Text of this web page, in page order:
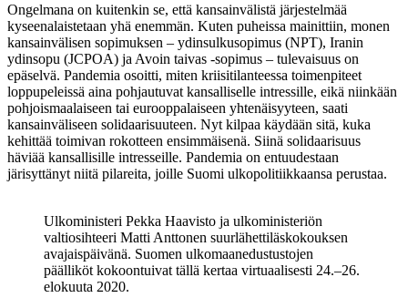
Ongelmana on kuitenkin se, että kansainvälistä järjestelmää
kyseenalaistetaan yhä enemmän. Kuten puheissa mainittiin, monen
kansainvälisen sopimuksen – ydinsulkusopimus (NPT), Iranin
ydinsopu (JCPOA) ja Avoin taivas -sopimus – tulevaisuus on
epäselvä. Pandemia osoitti, miten kriisitilanteessa toimenpiteet
loppupeleissä aina pohjautuvat kansalliselle intressille, eikä niinkään
pohjoismaalaiseen tai eurooppalaiseen yhtenäisyyteen, saati
kansainväliseen solidaarisuuteen. Nyt kilpaa käydään sitä, kuka
kehittää toimivan rokotteen ensimmäisenä. Siinä solidaarisuus
häviää kansallisille intresseille. Pandemia on entuudestaan
järisyttänyt niitä pilareita, joille Suomi ulkopolitiikkaansa perustaa.
Ulkoministeri Pekka Haavisto ja ulkoministeriön
valtiosihteeri Matti Anttonen suurlähettiläskokouksen
avajaispäivänä. Suomen ulkomaanedustustojen
päälliköt kokoontuivat tällä kertaa virtuaalisesti 24.–26.
elokuuta 2020.